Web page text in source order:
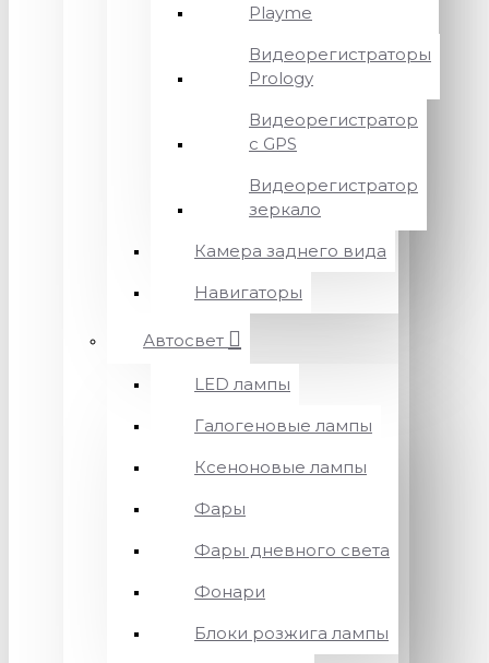
Playme
Видеорегистраторы
Prology
Видеорегистратор
с GPS
Видеорегистратор
зеркало
Камера заднего вида
Навигаторы
Автосвет
LED лампы
Галогеновые лампы
Ксеноновые лампы
Фары
Фары дневного света
Фонари
Блоки розжига лампы